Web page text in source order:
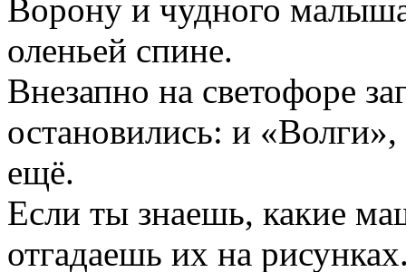
Ворону и чудного
оленьей спине.
Внезапно на светофоре
остановились: и
ещё.
Если ты знаешь, какие
отгадаешь их на